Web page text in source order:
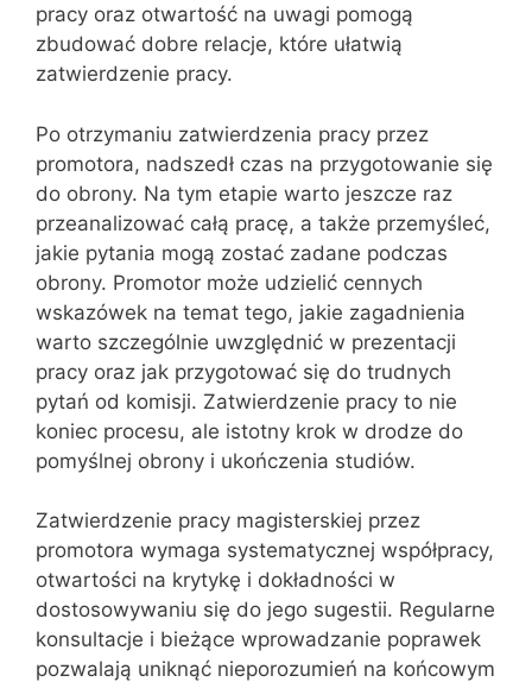
pracy oraz otwartość na uwagi pomogą
zbudować dobre relacje, które ułatwią
zatwierdzenie pracy.
Po otrzymaniu zatwierdzenia pracy przez
promotora, nadszedł czas na przygotowanie się
do obrony. Na tym etapie warto jeszcze raz
przeanalizować całą pracę, a także przemyśleć,
jakie pytania mogą zostać zadane podczas
obrony. Promotor może udzielić cennych
wskazówek na temat tego, jakie zagadnienia
warto szczególnie uwzględnić w prezentacji
pracy oraz jak przygotować się do trudnych
pytań od komisji. Zatwierdzenie pracy to nie
koniec procesu, ale istotny krok w drodze do
pomyślnej obrony i ukończenia studiów.
Zatwierdzenie pracy magisterskiej przez
promotora wymaga systematycznej współpracy,
otwartości na krytykę i dokładności w
dostosowywaniu się do jego sugestii. Regularne
konsultacje i bieżące wprowadzanie poprawek
pozwalają uniknąć nieporozumień na końcowym